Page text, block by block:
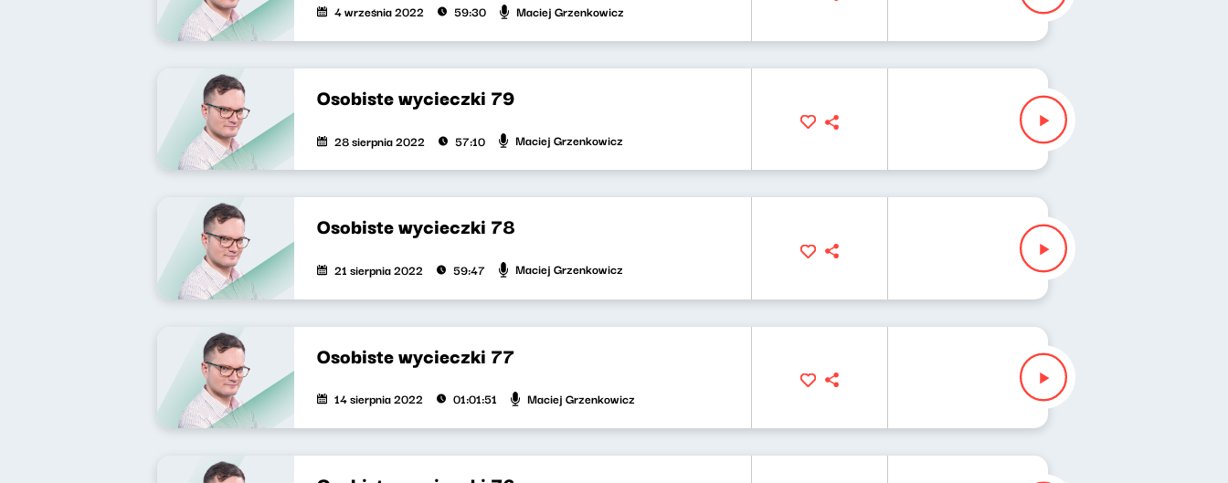
4 września 2022 59:30 Maciej Grzenkowicz
Osobiste wycieczki 79
28 sierpnia 2022 57:10 Maciej Grzenkowicz
Osobiste wycieczki 78
21 sierpnia 2022 59:47 Maciej Grzenkowicz
Osobiste wycieczki 77
14 sierpnia 2022 01:01:51 Maciej Grzenkowicz